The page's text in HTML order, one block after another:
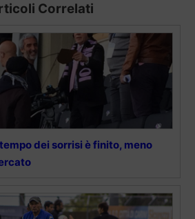
Correlati
dei sorrisi è finito, meno